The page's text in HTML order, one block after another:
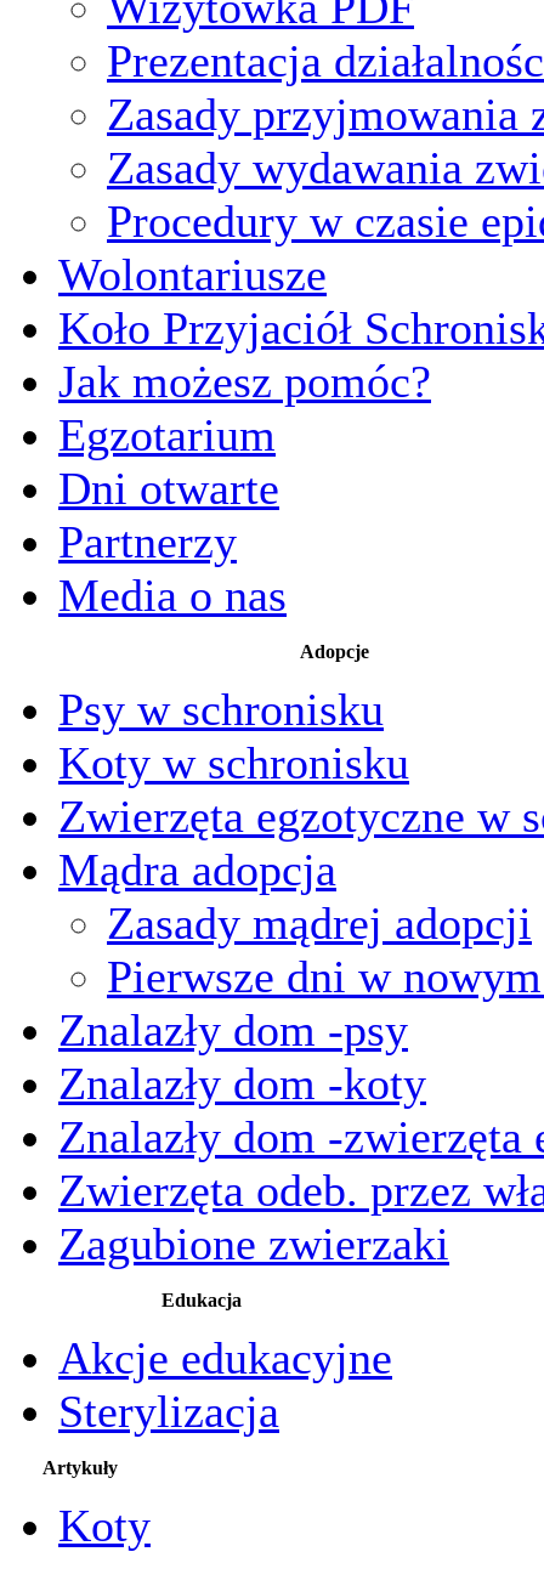
Prezentacja
Zasady przyjmowania
Zasady wydawania
Procedury w czasie
Wolontariusze
Koło Przyjaciół
Jak możesz pomóc?
Egzotarium
Dni otwarte
Partnerzy
Media o nas
Adopcje
Psy w schronisku
Koty w schronisku
Zwierzęta egzotyczne w
Mądra adopcja
Zasady mądrej adopcji
Pierwsze dni w
Znalazły dom -psy
Znalazły dom -koty
Znalazły dom -zwierzęta
Zwierzęta odeb. przez
Zagubione zwierzaki
Edukacja
Akcje edukacyjne
Sterylizacja
Artykuły
Koty